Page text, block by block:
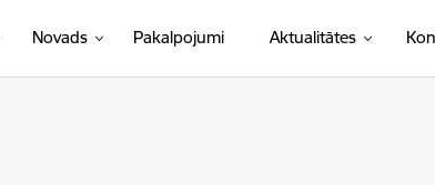
Novads Pakalpojumi Aktualitātes